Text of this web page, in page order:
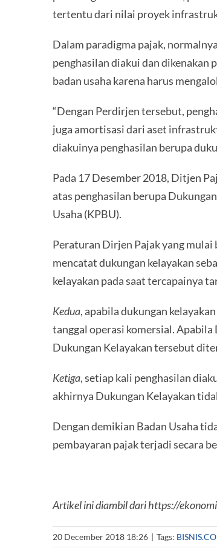
tertentu dari nilai proyek
Dalam paradigma pajak,
penghasilan diakui dan dikenakan
badan usaha karena harus
“Dengan Perdirjen tersebut,
juga amortisasi dari aset
diakuinya penghasilan berupa
Pada 17 Desember 2018, Ditjen
atas penghasilan berupa
Usaha (KPBU).
Peraturan Dirjen Pajak yang
mencatat dukungan kelayakan
kelayakan pada saat tercapainya
Kedua, apabila dukungan
tanggal operasi komersial.
Dukungan Kelayakan tersebut
Ketiga, setiap kali penghasilan
akhirnya Dukungan Kelayakan
Dengan demikian Badan Usaha
pembayaran pajak terjadi secara
Artikel ini diambil dari https://
20 December 2018 18:26 | Tags: